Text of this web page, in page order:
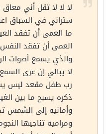
لا لا لا تقل أني
ستراني في السباق
ما العمى أن تفقد
العمى أن تفقد النفس
والذي يسمع أصوات
لا يبالي إن عرى
رب طفل مقعد ليس
ذكره يسبح ما بين
وأمانيه إلى الشمس
ومراميه تناجيها